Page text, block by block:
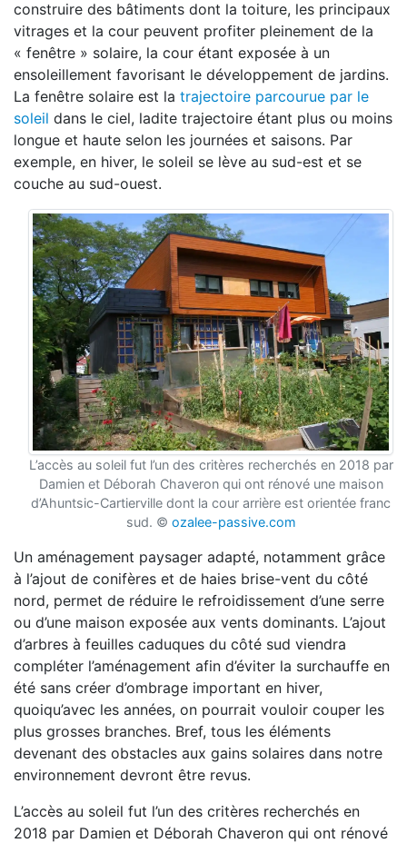
construire des bâtiments dont la toiture, les principaux
vitrages et la cour peuvent profiter pleinement de la
« fenêtre » solaire, la cour étant exposée à un
ensoleillement favorisant le développement de jardins.
La fenêtre solaire est la trajectoire parcourue par le
soleil dans le ciel, ladite trajectoire étant plus ou moins
longue et haute selon les journées et saisons. Par
exemple, en hiver, le soleil se lève au sud-est et se
couche au sud-ouest.
L’accès au soleil fut l’un des critères recherchés en 2018 par
Damien et Déborah Chaveron qui ont rénové une maison
d’Ahuntsic-Cartierville dont la cour arrière est orientée franc
sud. © ozalee-passive.com
Un aménagement paysager adapté, notamment grâce
à l’ajout de conifères et de haies brise-vent du côté
nord, permet de réduire le refroidissement d’une serre
ou d’une maison exposée aux vents dominants. L’ajout
d’arbres à feuilles caduques du côté sud viendra
compléter l’aménagement afin d’éviter la surchauffe en
été sans créer d’ombrage important en hiver,
quoiqu’avec les années, on pourrait vouloir couper les
plus grosses branches. Bref, tous les éléments
devenant des obstacles aux gains solaires dans notre
environnement devront être revus.
L’accès au soleil fut l’un des critères recherchés en
2018 par Damien et Déborah Chaveron qui ont rénové